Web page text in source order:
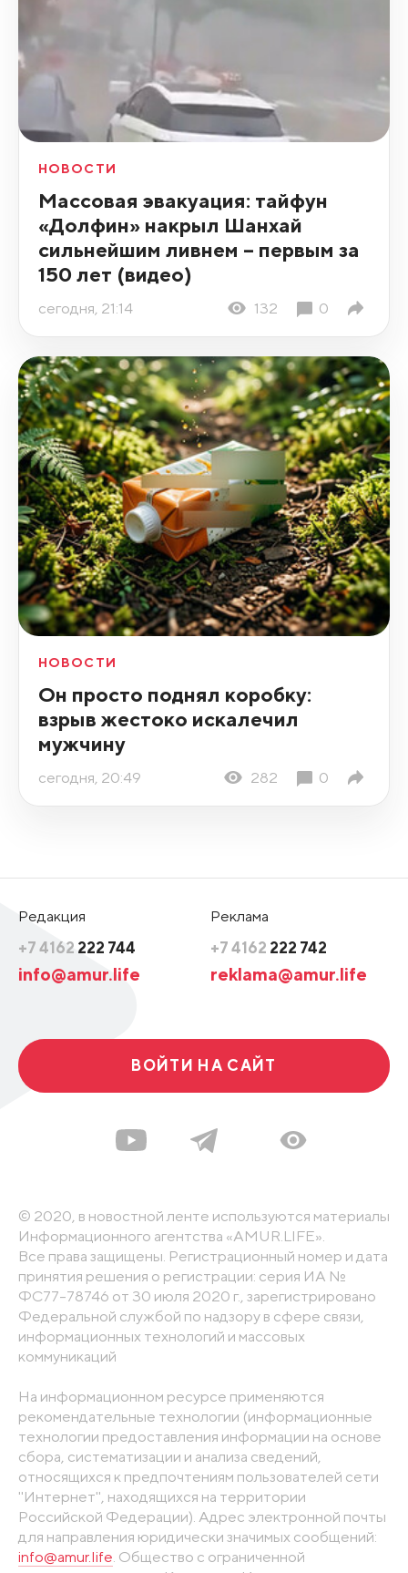
НОВОСТИ
Массовая эвакуация: тайфун
«Долфин» накрыл Шанхай
сильнейшим ливнем – первым за
150 лет (видео)
сегодня, 21:14 132 0
НОВОСТИ
Он просто поднял коробку:
взрыв жестоко искалечил
мужчину
сегодня, 20:49 282 0
Редакция
+7 4162 222 744
info@amur.life
Реклама
+7 4162 222 742
reklama@amur.life
ВОЙТИ НА САЙТ
© 2020, в новостной ленте используются материалы
Информационного агентства «AMUR.LIFE».
Все права защищены. Регистрационный номер и дата
принятия решения о регистрации: серия ИА №
ФС77-78746 от 30 июля 2020 г., зарегистрировано
Федеральной службой по надзору в сфере связи,
информационных технологий и массовых
коммуникаций
На информационном ресурсе применяются
рекомендательные технологии (информационные
технологии предоставления информации на основе
сбора, систематизации и анализа сведений,
относящихся к предпочтениям пользователей сети
"Интернет", находящихся на территории
Российской Федерации). Адрес электронной почты
для направления юридически значимых сообщений:
info@amur.life. Общество с ограниченной